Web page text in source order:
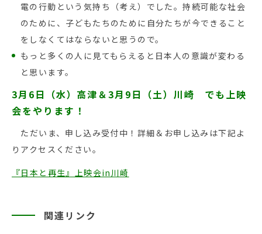
電の行動という気持ち（考え）でした。持続可能な社会
のために、子どもたちのために自分たちが今できること
をしなくてはならないと思うので。
もっと多くの人に見てもらえると日本人の意識が変わる
と思います。
3月6日（水）高津＆3月9日（土）川崎 でも上映
会をやります！
ただいま、申し込み受付中！詳細＆お申し込みは下記よ
りアクセスください。
『日本と再生』上映会in川崎
関連リンク